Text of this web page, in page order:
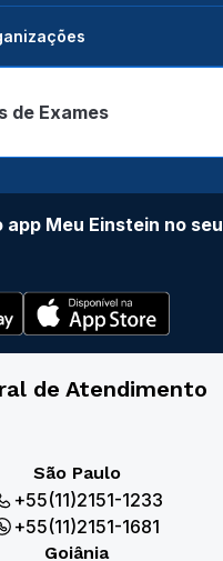
de Exames
app Meu Einstein no seu
de Atendimento
São Paulo
+55(11)2151-1233
+55(11)2151-1681
Goiânia